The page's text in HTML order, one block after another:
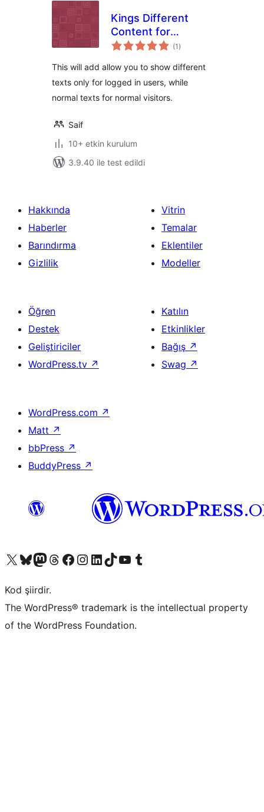
Kings Different
Content for
Members
(1 toplam
puan
)
This will add allow you to show different
texts only for logged in users, while
normal texts for normal visitors.
Saif
10+ etkin kurulum
3.9.40 ile test edildi
Hakkında
Haberler
Barındırma
Gizlilik
Vitrin
Temalar
Eklentiler
Modeller
Öğren
Destek
Geliştiriciler
WordPress.tv ↗
Katılın
Etkinlikler
Bağış ↗
Swag ↗
WordPress.com ↗
Matt ↗
bbPress ↗
BuddyPress ↗
X (eski Twitter) hesabımıza bakın
Bluesky hesabımızı ziyaret edinMastodon hesabımızı ziyaret edinThreads hesabımızı ziyaret edinFacebook sayfamızı ziyaret edinInstagram hesabımızı ziyaret edinLinkedIn hesabımızı ziyaret edinTikTok hesabımızı ziyaret edinYouTube kanalımızı ziyaret edinTumblr hesabımızı ziyaret edin
Kod şiirdir.
The WordPress® trademark is the intellectual property
of the WordPress Foundation.